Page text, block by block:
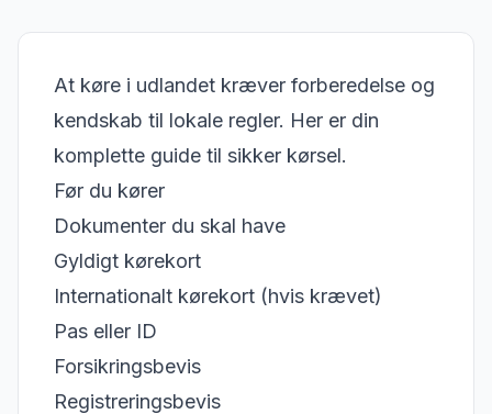
At køre i udlandet kræver forberedelse og
kendskab til lokale regler. Her er din
komplette guide til sikker kørsel.
Før du kører
Dokumenter du skal have
Gyldigt kørekort
Internationalt kørekort (hvis krævet)
Pas eller ID
Forsikringsbevis
Registreringsbevis